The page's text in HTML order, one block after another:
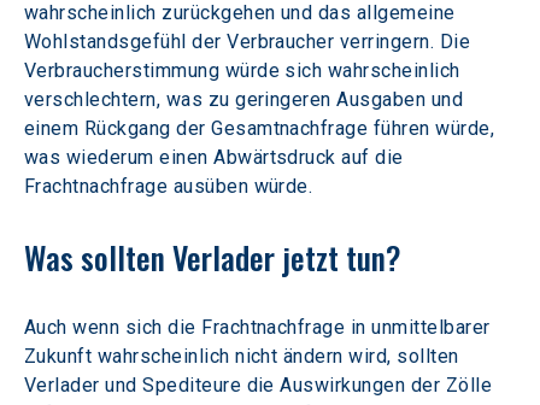
wahrscheinlich zurückgehen und das allgemeine
Wohlstandsgefühl der Verbraucher verringern. Die
Verbraucherstimmung würde sich wahrscheinlich
verschlechtern, was zu geringeren Ausgaben und
einem Rückgang der Gesamtnachfrage führen würde,
was wiederum einen Abwärtsdruck auf die
Frachtnachfrage ausüben würde.
Was sollten Verlader jetzt tun?
Auch wenn sich die Frachtnachfrage in unmittelbarer
Zukunft wahrscheinlich nicht ändern wird, sollten
Verlader und Spediteure die Auswirkungen der Zölle